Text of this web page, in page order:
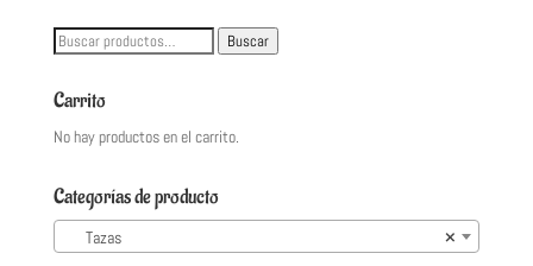
Buscar
Buscar
Carrito
No hay productos en el carrito.
Categorías de producto
×
Tazas